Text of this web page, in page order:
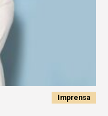
Imprensa